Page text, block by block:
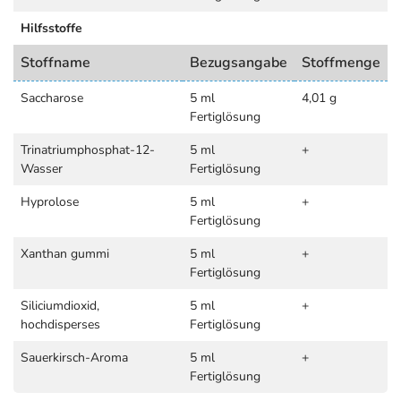
Hilfsstoffe
Stoffname Bezugsangabe Stoffmenge
Saccharose
5 ml
Fertiglösung
4,01 g
Trinatriumphosphat-12-
Wasser
5 ml
Fertiglösung
+
Hyprolose
5 ml
Fertiglösung
+
Xanthan gummi
5 ml
Fertiglösung
+
Siliciumdioxid,
hochdisperses
5 ml
Fertiglösung
+
Sauerkirsch-Aroma
5 ml
Fertiglösung
+